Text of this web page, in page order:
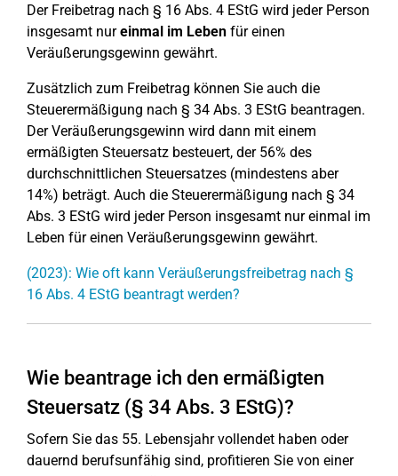
Der Freibetrag nach § 16 Abs. 4 EStG wird jeder Person
insgesamt nureinmal im Leben für einen
Veräußerungsgewinn gewährt.
Zusätzlich zum Freibetrag können Sie auch die
Steuerermäßigung nach § 34 Abs. 3 EStG beantragen.
Der Veräußerungsgewinn wird dann mit einem
ermäßigten Steuersatz besteuert, der 56% des
durchschnittlichen Steuersatzes (mindestens aber
14%) beträgt. Auch die Steuerermäßigung nach § 34
Abs. 3 EStG wird jeder Person insgesamt nur einmal im
Leben für einen Veräußerungsgewinn gewährt.
(2023): Wie oft kann Veräußerungsfreibetrag nach §
16 Abs. 4 EStG beantragt werden?
Wie beantrage ich den ermäßigten
Steuersatz (§ 34 Abs. 3 EStG)?
Sofern Sie das 55. Lebensjahr vollendet haben oder
dauernd berufsunfähig sind, profitieren Sie von einer